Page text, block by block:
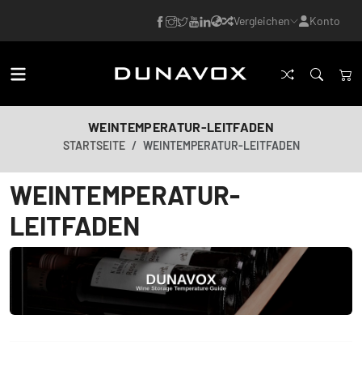
Vergleichen Konto
WEINTEMPERATUR-LEITFADEN
STARTSEITE WEINTEMPERATUR-LEITFADEN
WEINTEMPERATUR-
LEITFADEN